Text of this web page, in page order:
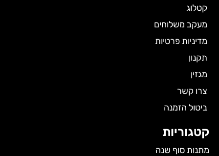
קטלוג
מעקב משלוחים
מדיניות פרטיות
תקנון
מגזין
צרו קשר
ביטול הזמנה
קטגוריות
מתנות סוף שנה